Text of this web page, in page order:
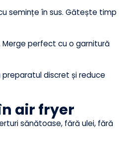
partea superioară a fiecărui
ușor pentru ca acestea să se
cu semințe în sus. Gătește timp
Merge perfect cu o garnitură